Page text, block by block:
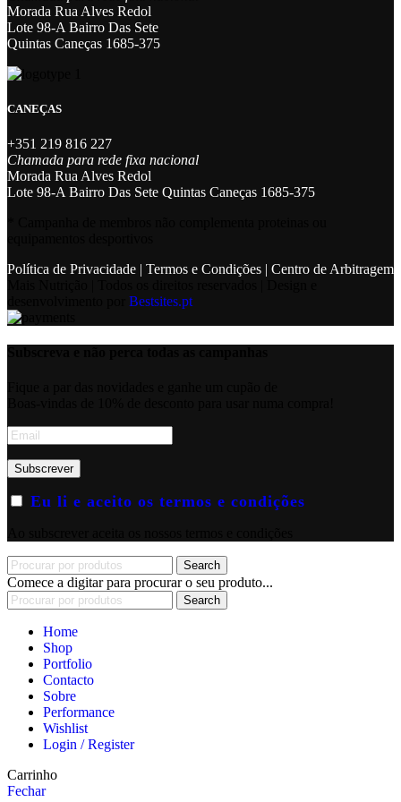
Morada Rua Alves Redol
Lote 98-A Bairro Das Sete
Quintas Caneças 1685-375
CANEÇAS
+351 219 816 227
Chamada para rede fixa nacional
Morada Rua Alves Redol
Lote 98-A Bairro Das Sete Quintas Caneças 1685-375
Política de Privacidade | Termos e Condições | Centro de Arbitragem
Bestsites.pt
Eu li e aceito os termos e condições
Search
Comece a digitar para procurar o seu produto...
Search
Home
Shop
Portfolio
Contacto
Sobre
Performance
Wishlist
Login / Register
Carrinho
Fechar